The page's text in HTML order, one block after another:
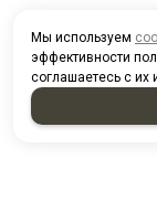
Мы используем
эффективности
соглашаетесь с их